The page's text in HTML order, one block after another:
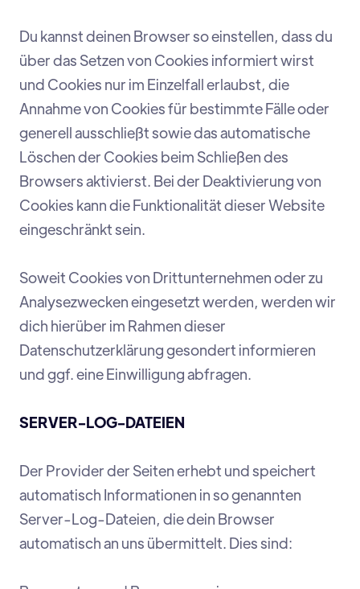
Du kannst deinen Browser so einstellen, dass du
über das Setzen von Cookies informiert wirst
und Cookies nur im Einzelfall erlaubst, die
Annahme von Cookies für bestimmte Fälle oder
generell ausschließt sowie das automatische
Löschen der Cookies beim Schließen des
Browsers aktivierst. Bei der Deaktivierung von
Cookies kann die Funktionalität dieser Website
eingeschränkt sein.
Soweit Cookies von Drittunternehmen oder zu
Analysezwecken eingesetzt werden, werden wir
dich hierüber im Rahmen dieser
Datenschutzerklärung gesondert informieren
und ggf. eine Einwilligung abfragen.
SERVER-LOG-DATEIEN
Der Provider der Seiten erhebt und speichert
automatisch Informationen in so genannten
Server-Log-Dateien, die dein Browser
automatisch an uns übermittelt. Dies sind: